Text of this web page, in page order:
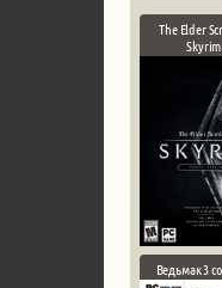
The Elder
Ведьмак 3